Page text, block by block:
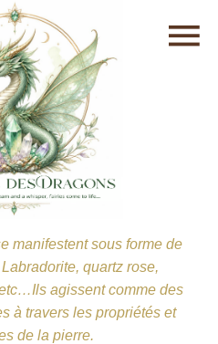
manifestent sous forme de
quartz rose,
agissent comme des
à travers les propriétés et
de la pierre.